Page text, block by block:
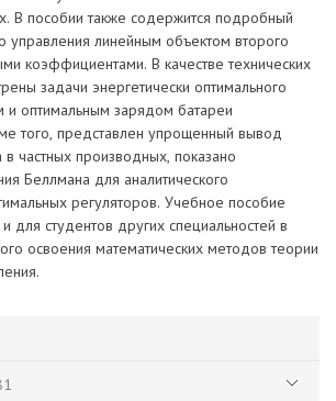
В пособии также содержится подробный
управления линейным объектом второго
коэффициентами. В качестве технических
задачи энергетически оптимального
и оптимальным зарядом батареи
того, представлен упрощенный вывод
частных производных, показано
Беллмана для аналитического
регуляторов. Учебное пособие
для студентов других специальностей в
освоения математических методов теории